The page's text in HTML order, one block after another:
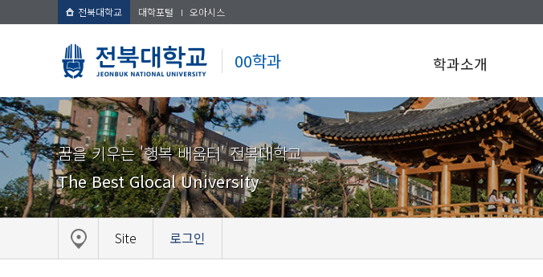
전북대학교 대학포털 오아시스
00학과 학과소개
꿈을 키우는 '행복 배움터' 전북대학교
The Best Glocal University
Site 로그인